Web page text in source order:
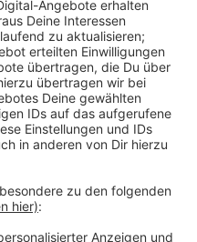
am
Überbrückung wird
Umkleidecontainer für
Umkleide-Container ist
bis 19 Uhr nutzbar. Auch
Eine mobile
Monat vor Ort.
Naherholungsbereich
zu machen. Eine
danach soll ein neuer